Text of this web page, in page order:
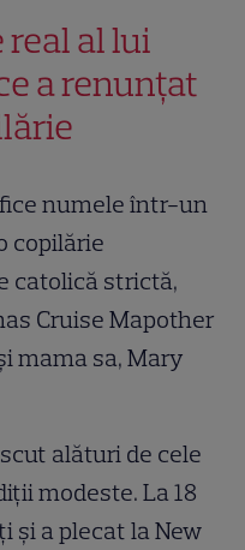
real al lui
a renunțat
numele într-un
copilărie
catolică strictă,
Cruise Mapother
mama sa, Mary
alături de cele
modeste. La 18
și a plecat la New